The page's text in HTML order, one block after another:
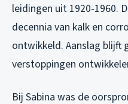
leidingen uit 1920-1960.
decennia van kalk en
ontwikkeld. Aanslag blijft
verstoppingen
Bij Sabina was de